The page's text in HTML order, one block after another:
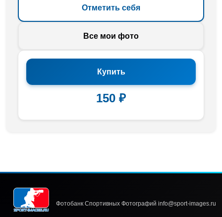
Отметить себя
Все мои фото
Купить
150 ₽
Фотобанк Спортивных Фотографий info@sport-images.ru